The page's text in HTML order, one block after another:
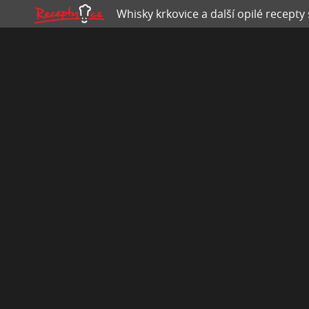
Whisky krkovice a další opilé